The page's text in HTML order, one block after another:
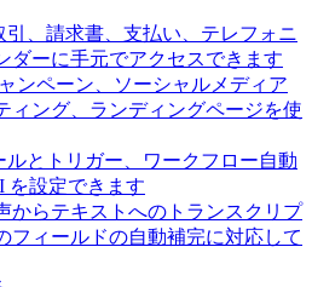
引、請求書、支払い、テレフォニ
ダーに手元でアクセスできます
ンペーン、ソーシャルメディア
ィング、ランディングページを使
ルとトリガー、ワークフロー自動
を設定できます
からテキストへのトランスクリプ
フィールドの自動補完に対応して